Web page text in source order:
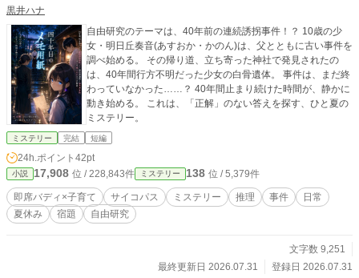
黒井ハナ
自由研究のテーマは、40年前の連続誘拐事件！？ 10歳の少
女・明日丘奏音(あすおか・かのん)は、父とともに古い事件を
調べ始める。 その帰り道、立ち寄った神社で発見されたの
は、40年間行方不明だった少女の白骨遺体。 事件は、まだ終
わっていなかった……？ 40年間止まり続けた時間が、静かに
動き始める。 これは、「正解」のない答えを探す、ひと夏の
ミステリー。
ミステリー 完結 短編
24h.ポイント 42pt
小説 17,908 位 / 228,843件 ミステリー 138 位 / 5,379件
即席バディ×子育て サイコパス ミステリー 推理 事件
日常
夏休み
宿題 自由研究
文字数 9,251
最終更新日 2026.07.31
登録日 2026.07.31